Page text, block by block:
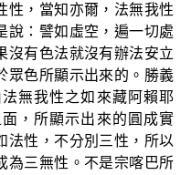
性，當知亦爾，法無我性
說：譬如虛空，遍一切處
沒有色法就沒有辦法安立
眾色所顯示出來的。勝義
無我性之如來藏阿賴耶
，所顯示出來的圓成實
法性，不分別三性，所以
為三無性。不是宗喀巴所